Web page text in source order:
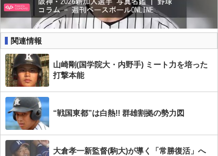
関連情報
山崎剛(国学院大・内野手) ミート力を培った
打撃本能
“戦国東都”は白熱!! 群雄割拠の勢力図
大倉孝一新監督(駒大)が導く「常勝復活」へ